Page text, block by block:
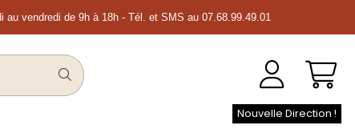
au vendredi de 9h à 18h - Tél. et SMS au 07.68.99.49.01
Nouvelle Direction !